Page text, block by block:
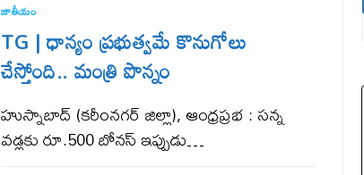
జాతీయం
TG | ధాన్యం ప్ర‌భుత్వ‌మే కొనుగోలు
చేస్తోంది.. మంత్రి పొన్నం
హుస్నాబాద్ (క‌రీంన‌గ‌ర్ జిల్లా), ఆంధ్ర‌ప్ర‌భ : స‌న్న
వ‌డ్ల‌కు రూ.500 బోన‌స్ ఇప్పుడు…